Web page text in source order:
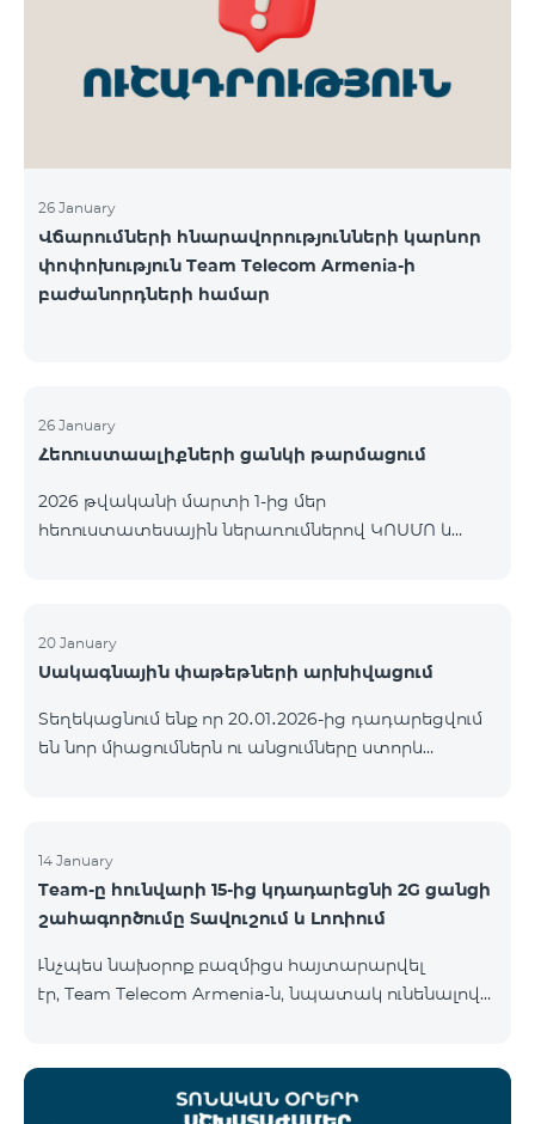
վճարահաշվարկային ընկերությունների կողմից
Team Telecom Armenia-ին առաջարկված
պայմանները ենթադրում էին ծառայությունների
26 January
Վճարումների հնարավորությունների կարևոր
փոփոխություն Team Telecom Armenia-ի
բաժանորդների համար
26 January
Հեռուստաալիքների ցանկի թարմացում
2026 թվականի մարտի 1-ից մեր
հեռուստատեսային ներառումներով ԿՈՍՄՈ և
մուլտիպլեքս հեռուստաալիքները հասանելի
կլինեն միայն այն մարզերում, որտեղ դրանց
մարմինների պահանջների։ Այս փոփոխությունը
իրականացվում է հեռուստատեսային հարթակի
ցանկը ըստ մարզեր
20 January
Սակագնային փաթեթների արխիվացում
Տեղեկացնում ենք որ 20․01․2026-ից դադարեցվում
են նոր միացումներն ու անցումները ստորև
14 January
Team-ը հունվարի 15-ից կդադարեցնի 2G ցանցի
շահագործումը Տավուշում և Լոռիում
Ւնչպես նախօրոք բազմիցս հայտարարվել
էր, Team Telecom Armenia-ն, նպատակ ունենալով
կունենա փուլային տարբերակով: Առաջին փուլով